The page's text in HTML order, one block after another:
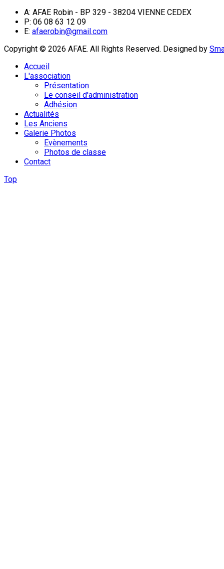
A: AFAE Robin - BP 329 - 38204 VIENNE CEDEX
P: 06 08 63 12 09
E: afaerobin@gmail.com
Copyright © 2026 AFAE. All Rights Reserved. Designed by
Accueil
L'association
Présentation
Le conseil d'administration
Adhésion
Actualités
Les Anciens
Galerie Photos
Evènements
Photos de classe
Contact
Top